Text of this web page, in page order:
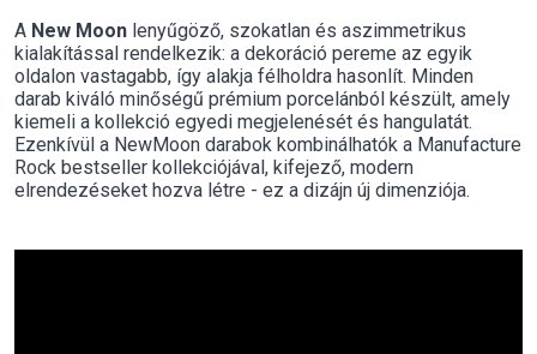
A New Moon lenyűgöző, szokatlan és aszimmetrikus
kialakítással rendelkezik: a dekoráció pereme az egyik
oldalon vastagabb, így alakja félholdra hasonlít. Minden
darab kiváló minőségű prémium porcelánból készült, amely
kiemeli a kollekció egyedi megjelenését és hangulatát.
Ezenkívül a NewMoon darabok kombinálhatók a Manufacture
Rock bestseller kollekciójával, kifejező, modern
elrendezéseket hozva létre - ez a dizájn új dimenziója.